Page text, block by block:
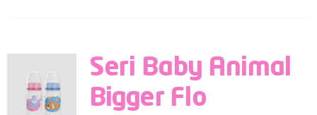
Seri Baby Animal
Bigger Flo